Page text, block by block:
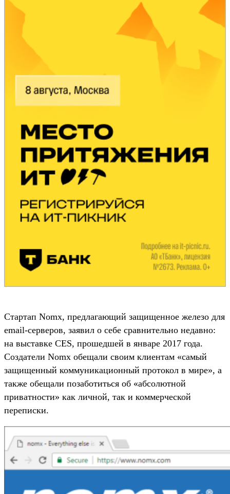
Стартап Nomx, предлагающий защищенное железо для
email-серверов, заявил о себе сравнительно недавно:
на выставке CES, прошедшей в январе 2017 года.
Создатели Nomx обещали своим клиентам «самый
защищенный коммуникационный протокол в мире», а
также обещали позаботиться об «абсолютной
приватности» как личной, так и коммерческой
переписки.